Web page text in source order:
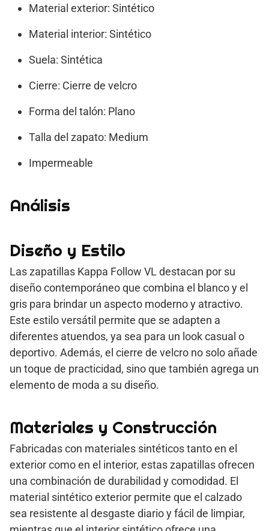
Material exterior: Sintético
Material interior: Sintético
Suela: Sintética
Cierre: Cierre de velcro
Forma del talón: Plano
Talla del zapato: Medium
Impermeable
Análisis
Diseño y Estilo
Las zapatillas Kappa Follow VL destacan por su
diseño contemporáneo que combina el blanco y el
gris para brindar un aspecto moderno y atractivo.
Este estilo versátil permite que se adapten a
diferentes atuendos, ya sea para un look casual o
deportivo. Además, el cierre de velcro no solo añade
un toque de practicidad, sino que también agrega un
elemento de moda a su diseño.
Materiales y Construcción
Fabricadas con materiales sintéticos tanto en el
exterior como en el interior, estas zapatillas ofrecen
una combinación de durabilidad y comodidad. El
material sintético exterior permite que el calzado
sea resistente al desgaste diario y fácil de limpiar,